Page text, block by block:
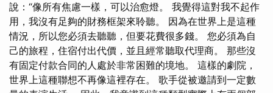
說：“像所有焦慮一樣，可以治愈燈。 我覺得這對我不起作
用，我沒有足夠的財務框架來聆聽。 因為在世界上是這種
情況，所以您必須去聽聽，但要花費很多錢。 您必須為自
己的旅程，住宿付出代價，並且經常聽取代理商。 那些沒
有固定付款合同的人處於非常困難的境地。 這樣的劇院，
世界上這種聯想不再像這裡存在。 歌手從被邀請到一定數